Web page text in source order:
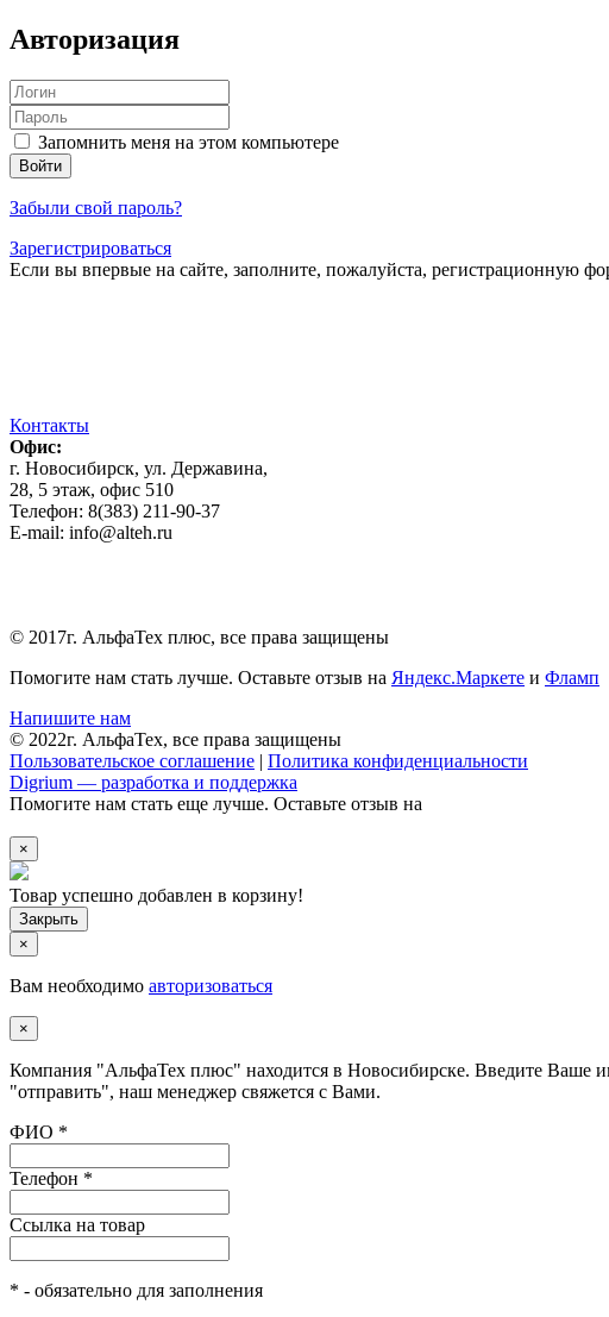
Авторизация
Запомнить меня на этом компьютере
Забыли свой пароль?
Зарегистрироваться
Если вы впервые на сайте, заполните, пожалуйста, регистрационную
Контакты
Офис:
г. Новосибирск, ул. Державина,
28, 5 этаж, офис 510
Телефон: 8(383) 211-90-37
E-mail: info@alteh.ru
© 2017г. АльфаТех плюс, все права защищены
Помогите нам стать лучше. Оставьте отзыв на Яндекс.Маркете и Фламп
Напишите нам
© 2022г. АльфаТех, все права защищены
Пользовательское соглашение | Политика конфиденциальности
Digrium — разработка и поддержка
Помогите нам стать еще лучше. Оставьте отзыв на
×
Товар успешно добавлен в корзину!
×
Вам необходимо авторизоваться
×
Компания "АльфаТех плюс" находится в Новосибирске. Введите Ваше
"отправить", наш менеджер свяжется с Вами.
ФИО *
Телефон *
Ссылка на товар
* - обязательно для заполнения